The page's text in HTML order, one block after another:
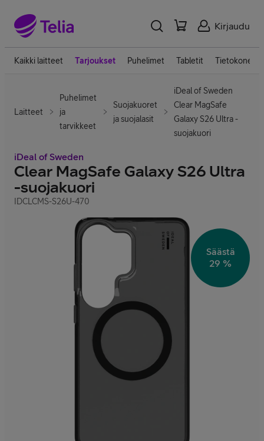
Kirjaudu
Kaikki laitteet Tarjoukset Puhelimet Tabletit Tietokoneet
Laitteet
Puhelimet
ja
tarvikkeet
Suojakuoret
ja suojalasit
iDeal of Sweden
Clear MagSafe
Galaxy S26 Ultra -
suojakuori
Säästä
29 %
iDeal of Sweden
Clear MagSafe Galaxy S26 Ultra
-suojakuori
IDCLCMS-S26U-470